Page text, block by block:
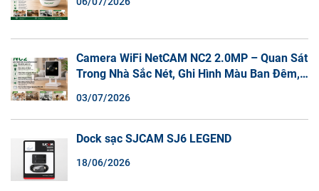
Camera WiFi NetCAM NC2 2.0MP – Quan Sát
Trong Nhà Sắc Nét, Ghi Hình Màu Ban Đêm,
03/07/2026
Dock sạc SJCAM SJ6 LEGEND
18/06/2026